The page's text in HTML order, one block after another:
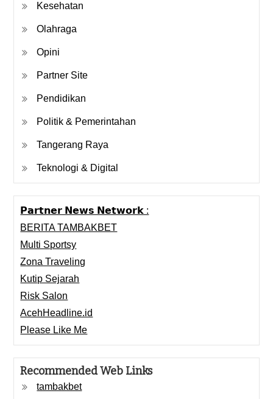
Kesehatan
Olahraga
Opini
Partner Site
Pendidikan
Politik & Pemerintahan
Tangerang Raya
Teknologi & Digital
𝗣𝗮𝗿𝘁𝗻𝗲𝗿 𝗡𝗲𝘄𝘀 𝗡𝗲𝘁𝘄𝗼𝗿𝗸 :
BERITA TAMBAKBET
Multi Sportsy
Zona Traveling
Kutip Sejarah
Risk Salon
AcehHeadline.id
Please Like Me
Recommended Web Links
tambakbet